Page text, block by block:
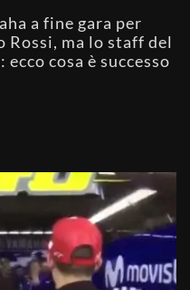
a fine gara per
Rossi, ma lo staff del
cosa è successo